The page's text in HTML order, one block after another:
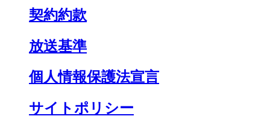
契約約款
放送基準
個人情報保護法宣言
サイトポリシー